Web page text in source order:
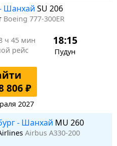
Шанхай SU 206
Boeing 777-300ER
ч 45 мин
рейс
18:15
Пудун
806 ₽
2027
- Шанхай MU 260
Airbus A330-200